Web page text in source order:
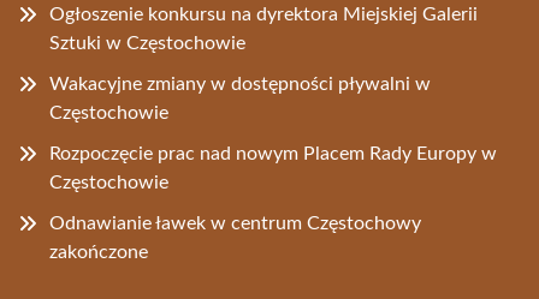
Ogłoszenie konkursu na dyrektora Miejskiej Galerii
Sztuki w Częstochowie
Wakacyjne zmiany w dostępności pływalni w
Częstochowie
Rozpoczęcie prac nad nowym Placem Rady Europy w
Częstochowie
Odnawianie ławek w centrum Częstochowy
zakończone